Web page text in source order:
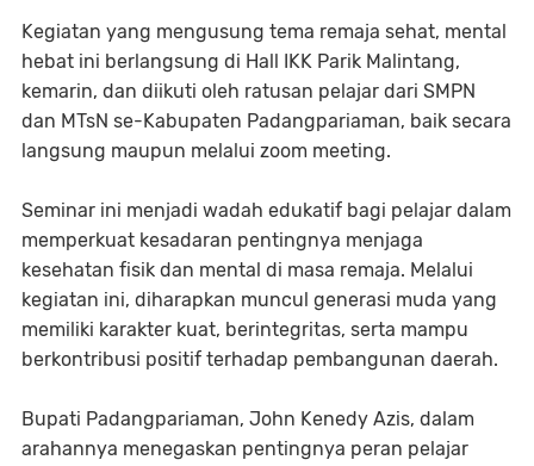
Kegiatan yang mengusung tema remaja sehat, mental
hebat ini berlangsung di Hall IKK Parik Malintang,
kemarin, dan diikuti oleh ratusan pelajar dari SMPN
dan MTsN se-Kabupaten Padangpariaman, baik secara
langsung maupun melalui zoom meeting.
Seminar ini menjadi wadah edukatif bagi pelajar dalam
memperkuat kesadaran pentingnya menjaga
kesehatan fisik dan mental di masa remaja. Melalui
kegiatan ini, diharapkan muncul generasi muda yang
memiliki karakter kuat, berintegritas, serta mampu
berkontribusi positif terhadap pembangunan daerah.
Bupati Padangpariaman, John Kenedy Azis, dalam
arahannya menegaskan pentingnya peran pelajar